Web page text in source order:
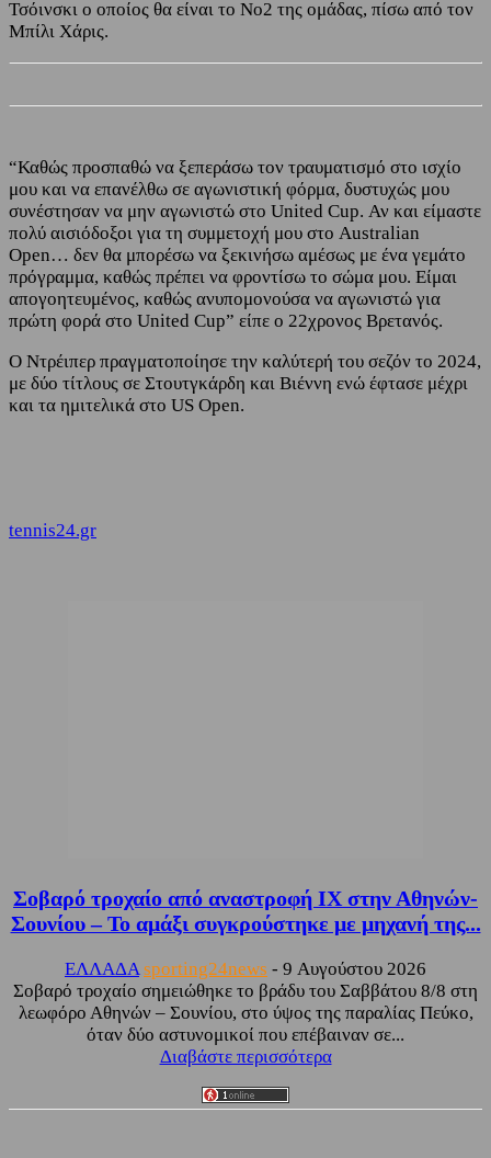
Τσόινσκι ο οποίος θα είναι το Νο2 της ομάδας, πίσω από τον
Μπίλι Χάρις.
“Καθώς προσπαθώ να ξεπεράσω τον τραυματισμό στο ισχίο
μου και να επανέλθω σε αγωνιστική φόρμα, δυστυχώς μου
συνέστησαν να μην αγωνιστώ στο United Cup. Αν και είμαστε
πολύ αισιόδοξοι για τη συμμετοχή μου στο Australian
Open… δεν θα μπορέσω να ξεκινήσω αμέσως με ένα γεμάτο
πρόγραμμα, καθώς πρέπει να φροντίσω το σώμα μου. Είμαι
απογοητευμένος, καθώς ανυπομονούσα να αγωνιστώ για
πρώτη φορά στο United Cup” είπε ο 22χρονος Βρετανός.
Ο Ντρέιπερ πραγματοποίησε την καλύτερή του σεζόν το 2024,
με δύο τίτλους σε Στουτγκάρδη και Βιέννη ενώ έφτασε μέχρι
και τα ημιτελικά στο US Open.
tennis24.gr
Σοβαρό τροχαίο από αναστροφή ΙΧ στην Αθηνών-
Σουνίου – Το αμάξι συγκρούστηκε με μηχανή της...
ΕΛΛΑΔΑ sporting24news - 9 Αυγούστου 2026
Σοβαρό τροχαίο σημειώθηκε το βράδυ του Σαββάτου 8/8 στη
λεωφόρο Αθηνών – Σουνίου, στο ύψος της παραλίας Πεύκο,
όταν δύο αστυνομικοί που επέβαιναν σε...
Διαβάστε περισσότερα